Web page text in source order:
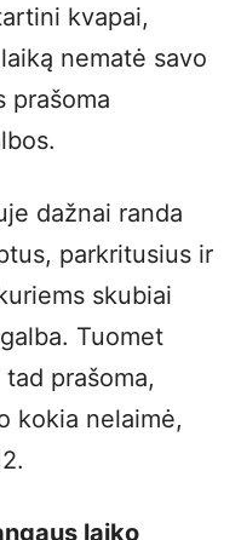
kvapai,
nematė savo
prašoma
dažnai randa
parkritusius ir
skubiai
Tuomet
prašoma,
kokia nelaimė,
laiko